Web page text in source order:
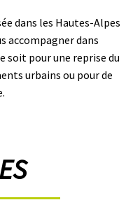
dans les Hautes-Alpes
accompagner dans
soit pour une reprise du
urbains ou pour de